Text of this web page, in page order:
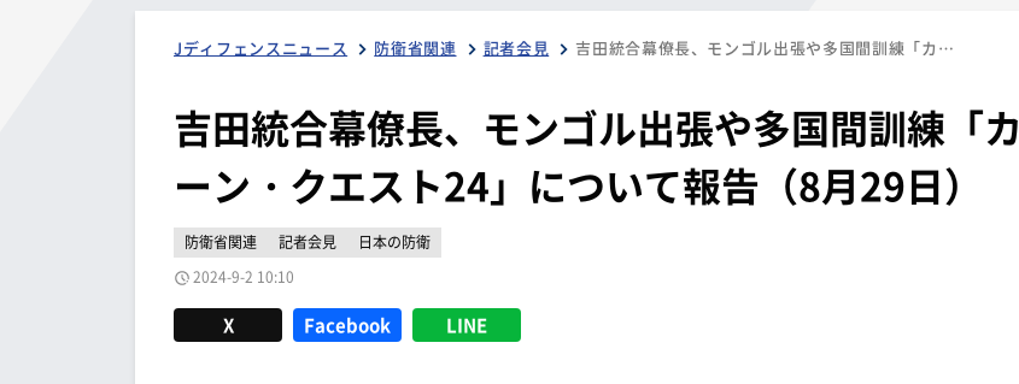
Jディフェンスニュース 防衛省関連 記者会見 吉田統合幕僚長、モンゴル出張や多国間訓練「カーン・クエスト24」について報告（8月29日）
吉田統合幕僚長、モンゴル出張や多国間訓練「カ
ーン・クエスト24」について報告（8月29日）
防衛省関連 記者会見
日本の防衛
2024-9-2 10:10
X Facebook LINE